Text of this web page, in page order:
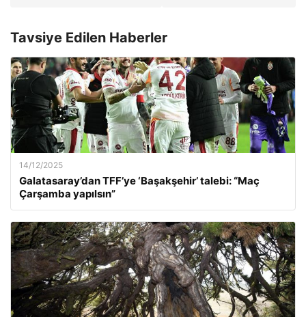
Tavsiye Edilen Haberler
14/12/2025
Galatasaray’dan TFF’ye ‘Başakşehir’ talebi: “Maç
Çarşamba yapılsın”